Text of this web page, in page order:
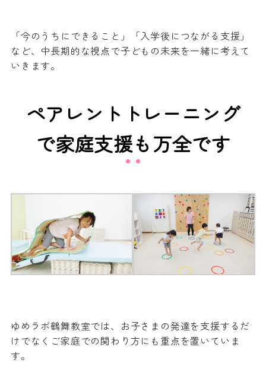
「今のうちにできること」「入学後につながる支援」
など、中長期的な視点で子どもの未来を一緒に考えて
いきます。
ペアレントトレーニング
で家庭支援も万全です
ゆめラボ鶴舞教室では、お子さまの発達を支援するだ
けでなくご家庭での関わり方にも重点を置いていま
す。